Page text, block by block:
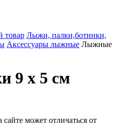
товар Лыжи, палки,ботинки,
Аксессуары лыжные Лыжные
9 х 5 см
может отличаться от